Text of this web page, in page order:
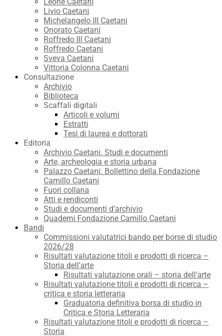
Leone Caetani
Livio Caetani
Michelangelo III Caetani
Onorato Caetani
Roffredo III Caetani
Roffredo Caetani
Sveva Caetani
Vittoria Colonna Caetani
Consultazione
Archivio
Biblioteca
Scaffali digitali
Articoli e volumi
Estratti
Tesi di laurea e dottorati
Editoria
Archivio Caetani. Studi e documenti
Arte, archeologia e storia urbana
Palazzo Caetani. Bollettino della Fondazione
Camillo Caetani
Fuori collana
Atti e rendiconti
Studi e documenti d’archivio
Quaderni Fondazione Camillo Caetani
Bandi
Commissioni valutatrici bando per borse di studio
2026/28
Risultati valutazione titoli e prodotti di ricerca –
Storia dell’arte
Risultati valutazione orali – storia dell’arte
Risultati valutazione titoli e prodotti di ricerca –
critica e storia letteraria
Graduatoria definitiva borsa di studio in
Critica e Storia Letteraria
Risultati valutazione titoli e prodotti di ricerca –
Storia